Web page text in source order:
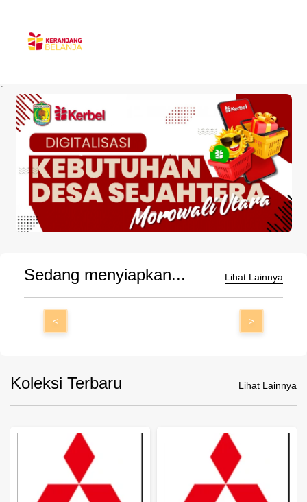
`
Sedang menyiapkan... Lihat Lainnya
< >
Koleksi Terbaru Lihat Lainnya